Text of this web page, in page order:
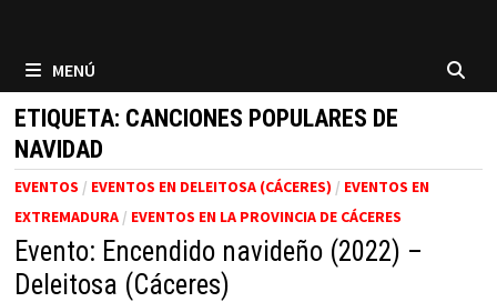
MENÚ
ETIQUETA: CANCIONES POPULARES DE
NAVIDAD
EVENTOS / EVENTOS EN DELEITOSA (CÁCERES) / EVENTOS EN
EXTREMADURA/ EVENTOS EN LA PROVINCIA DE CÁCERES
Evento: Encendido navideño (2022) –
Deleitosa (Cáceres)